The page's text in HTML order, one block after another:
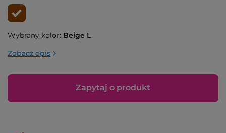
Wybrany kolor: Beige L
Zobacz opis
Zapytaj o produkt